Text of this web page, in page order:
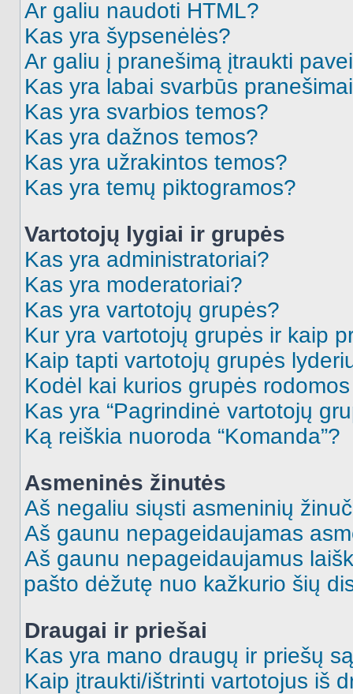
Ar galiu naudoti HTML?
Kas yra šypsenėlės?
Ar galiu į pranešimą įtraukti
Kas yra labai svarbūs
Kas yra svarbios temos?
Kas yra dažnos temos?
Kas yra užrakintos temos?
Kas yra temų piktogramos?
Vartotojų lygiai ir grupės
Kas yra administratoriai?
Kas yra moderatoriai?
Kas yra vartotojų grupės?
Kur yra vartotojų grupės ir kaip
Kaip tapti vartotojų grupės
Kodėl kai kurios grupės
Kas yra “Pagrindinė vartotojų
Ką reiškia nuoroda “Komanda”?
Asmeninės žinutės
Aš negaliu siųsti asmeninių
Aš gaunu nepageidaujamas
Aš gaunu nepageidaujamus
pašto dėžutę nuo kažkurio šių
Draugai ir priešai
Kas yra mano draugų ir priešų
Kaip įtraukti/ištrinti vartotojus iš